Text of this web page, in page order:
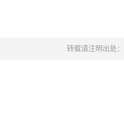
转载请注明出处：